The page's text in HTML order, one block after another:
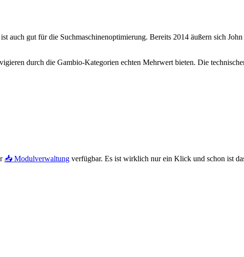
auch gut für die Suchmaschinenoptimierung. Bereits 2014 äußern sich
durch die Gambio-Kategorien echten Mehrwert bieten. Die
📥 Modulverwaltung verfügbar. Es ist wirklich nur ein Klick und schon ist